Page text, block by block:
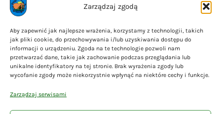
Zarządzaj zgodą
Aby zapewnić jak najlepsze wrażenia, korzystamy z technologii, takich
jak pliki cookie, do przechowywania i/lub uzyskiwania dostępu do
informacji o urządzeniu. Zgoda na te technologie pozwoli nam
przetwarzać dane, takie jak zachowanie podczas przeglądania lub
unikalne identyfikatory na tej stronie. Brak wyrażenia zgody lub
wycofanie zgody może niekorzystnie wpłynąć na niektóre cechy i funkcje.
Zarządzaj serwisami
Na skróty
Polityka prywatności
Polityka plików cookies (EU)
Deklaracja dostępności
Mapa serwisu